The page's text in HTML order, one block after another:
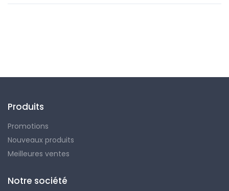
Produits
Promotions
Nouveaux produits
Meilleures ventes
Notre société